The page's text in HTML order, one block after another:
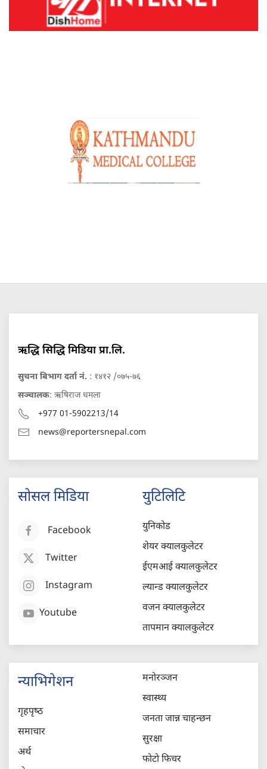
ऋद्धि सिद्धि मिडिया प्रा.लि.
सुचना बिभाग दर्ता नं. : १४१२ /०७५-७६
सञ्चालक: ऋषिराज धमला
+977 01-5902213/14
news@reportersnepal.com
सोसल मिडिया
Facebook
Twitter
Instagram
Youtube
युटिलिटि
युनिकोड
शेयर क्यालकुलेटर
ईएमआई क्यालकुलेटर
ल्यान्ड क्यालकुलेटर
वजन क्यालकुलेटर
तापमान क्यालकुलेटर
न्याभिगेशन
गृहपृष्‍ठ
समाचार
अर्थ
मनोरञ्जन
स्वास्थ्य
जनता जान्न चाहन्छन
सुरक्षा
फोटो फिचर